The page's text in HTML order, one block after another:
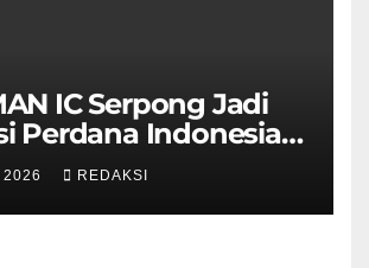
IC Serpong Jadi
Perdana Indonesia
Sains Nuklir
2026 REDAKSI